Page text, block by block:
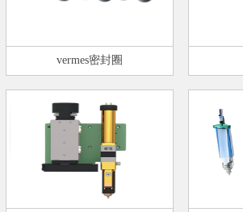
vermes密封圈